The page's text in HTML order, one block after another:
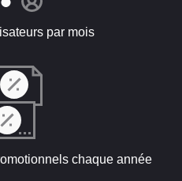
par mois
chaque année